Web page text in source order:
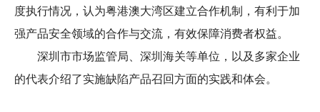
度执行情况，认为粤港澳大湾区建立合作机制，有利于加
强产品安全领域的合作与交流，有效保障消费者权益。
深圳市市场监管局、深圳海关等单位，以及多家企业
的代表介绍了实施缺陷产品召回方面的实践和体会。